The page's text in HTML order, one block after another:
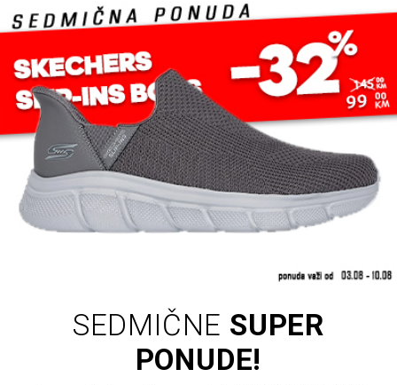
SEDMIČNE SUPER
PONUDE!